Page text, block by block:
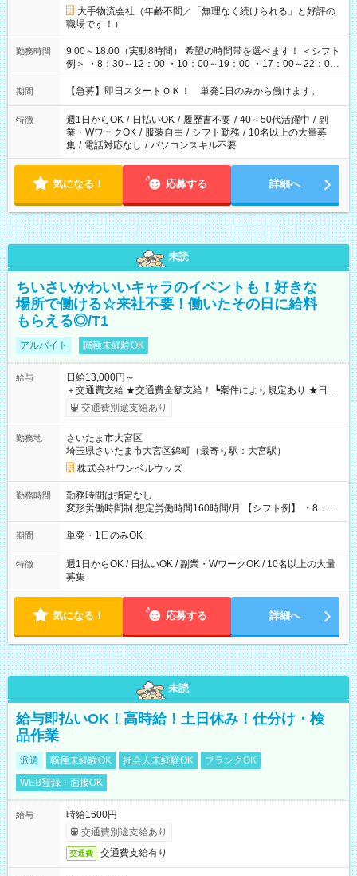
大手物流会社（年齢不問／「無理なく続けられる」と好評の
職場です！）
勤務時間
9:00～18:00（実動8時間） 希望の時間帯を選べます！ ＜シフト
例＞ ・8：30～12：00 ・10：00～19：00 ・17：00～22：00
・13：00～22：00 ・22：00～翌6：00 など
期間 【急募】即日スタートＯＫ！ 単発1日のみから働けます。
特徴 週1日からOK / 日払いOK / 履歴書不要 / 40～50代活躍中 / 副
業・WワークOK / 服装自由 / シフト勤務 / 10名以上の大量募
集 / 電話対応なし / パソコンスキル不要
気になる！ 応募する 詳細へ
未読
ちいさいかわいいキャラのイベントも！好きな
場所で働ける☆来社不要！働いたその日に給料
もらえる◎/T1
アルバイト 職種未経験OK
給与
日給13,000円～
＋交通費支給 ★交通費全額支給！ ┗案件により規定あり ★日払
いOK！（規定あり） ┗働いたその日に現金GET♪ お仕事後はコ
ンビニATMから 日払い分を引き落とせます！ 【試用期間】試
交通費別途支給あり
勤務地
さいたま市大宮区
埼玉県さいたま市大宮区錦町（最寄り駅：大宮駅）
株式会社ワンベルウッズ
勤務時間
勤務時間は指定なし
変形労働時間制 想定労働時間160時間/月 【シフト例】 ・8：00
～21：00
期間 単発・1日のみOK
特徴
週1日からOK / 日払いOK / 副業・WワークOK / 10名以上の大量
募集
気になる！ 応募する 詳細へ
未読
給与即払いOK！高時給！土日休み！仕分け・検
品作業
派遣 職種未経験OK 社会人未経験OK
ブランクOK
WEB登録・面接OK
給与
時給1600円
交通費別途支給あり
交通費 交通費支給有り